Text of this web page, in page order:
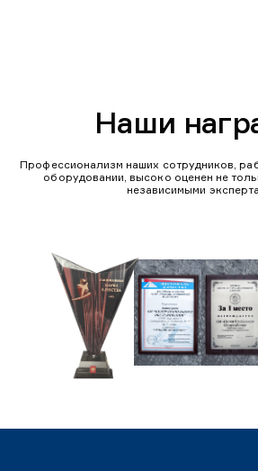
Наши
Профессионализм наших сотрудников,
оборудовании, высоко оценен не
независимыми